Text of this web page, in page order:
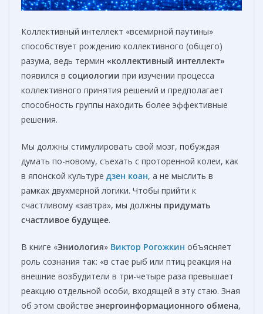
Коллективный интеллект «всемирной паутины»
способствует рождению коллективного (общего)
разума, ведь термин «коллективный интеллект»
появился в социологии при изучении процесса
коллективного принятия решений и предполагает
способность группы находить более эффективные
решения.
Мы должны стимулировать свой мозг, побуждая
думать по-новому, съехать с проторенной колеи, как
в японской культуре дзен коан, а не мыслить в
рамках двухмерной логики. Чтобы прийти к
счастливому «завтра», мы должны придумать
счастливое будущее.
В книге «Эниология» Виктор Рогожкин объясняет
роль сознания так: «в стае рыб или птиц реакция на
внешние возбудители в три-четыре раза превышает
реакцию отдельной особи, входящей в эту стаю. Зная
об этом свойстве энергоинформационного обмена,